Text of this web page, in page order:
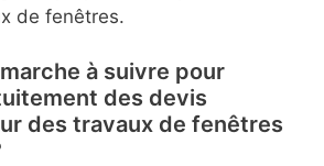
de fenêtres.
à suivre pour
des devis
des travaux de fenêtres